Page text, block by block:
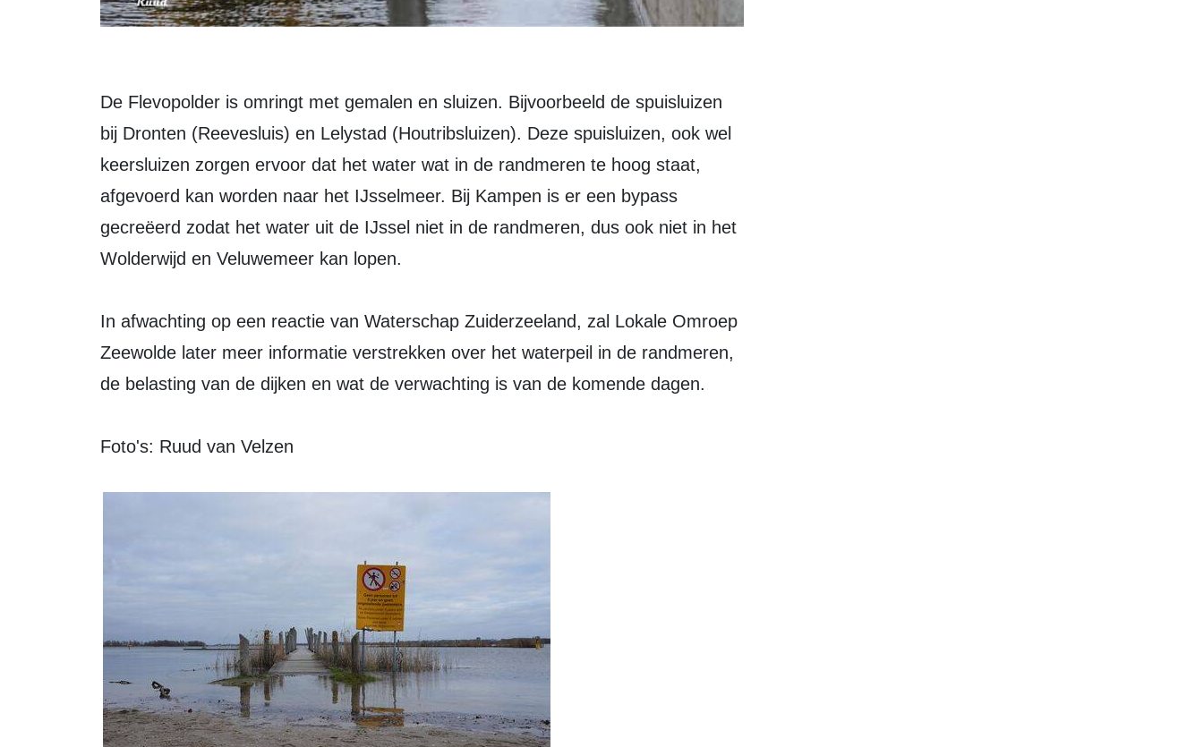
De Flevopolder is omringt met gemalen en sluizen. Bijvoorbeeld de spuisluizen
bij Dronten (Reevesluis) en Lelystad (Houtribsluizen). Deze spuisluizen, ook wel
keersluizen zorgen ervoor dat het water wat in de randmeren te hoog staat,
afgevoerd kan worden naar het IJsselmeer. Bij Kampen is er een bypass
gecreëerd zodat het water uit de IJssel niet in de randmeren, dus ook niet in het
Wolderwijd en Veluwemeer kan lopen.
In afwachting op een reactie van Waterschap Zuiderzeeland, zal Lokale Omroep
Zeewolde later meer informatie verstrekken over het waterpeil in de randmeren,
de belasting van de dijken en wat de verwachting is van de komende dagen.
Foto's: Ruud van Velzen